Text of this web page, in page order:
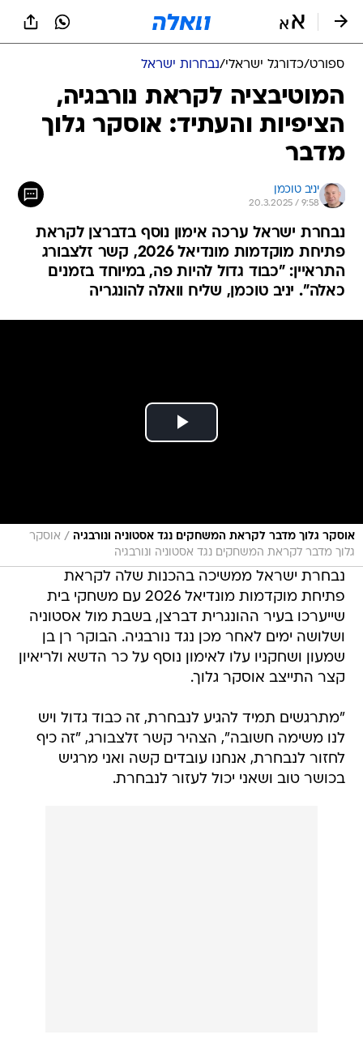
ספורט/כדורגל ישראלי/נבחרות ישראל
המוטיבציה לקראת נורבגיה,
הציפיות והעתיד: אוסקר גלוך
מדבר
יניב טוכמן
20.3.2025 / 9:58
נבחרת ישראל ערכה אימון נוסף בדברצן לקראת
פתיחת מוקדמות מונדיאל 2026, קשר זלצבורג
התראיין: "כבוד גדול להיות פה, במיוחד בזמנים
כאלה". יניב טוכמן, שליח וואלה להונגריה
אוסקר גלוך מדבר לקראת המשחקים נגד אסטוניה ונורבגיה / אוסקר
גלוך מדבר לקראת המשחקים נגד אסטוניה ונורבגיה
נבחרת ישראל ממשיכה בהכנות שלה לקראת
פתיחת מוקדמות מונדיאל 2026 עם משחקי בית
שייערכו בעיר ההונגרית דברצן, בשבת מול אסטוניה
ושלושה ימים לאחר מכן נגד נורבגיה. הבוקר רן בן
שמעון ושחקניו עלו לאימון נוסף על כר הדשא ולריאיון
קצר התייצב אוסקר גלוך.
"מתרגשים תמיד להגיע לנבחרת, זה כבוד גדול ויש
לנו משימה חשובה", הצהיר קשר זלצבורג, "זה כיף
לחזור לנבחרת, אנחנו עובדים קשה ואני מרגיש
בכושר טוב ושאני יכול לעזור לנבחרת.